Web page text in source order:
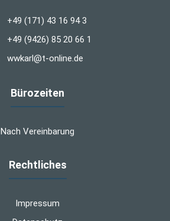
+49 (171) 43 16 94 3
+49 (9426) 85 20 66 1
wwkarl@t-online.de
Bürozeiten
Nach Vereinbarung
Rechtliches
Impressum